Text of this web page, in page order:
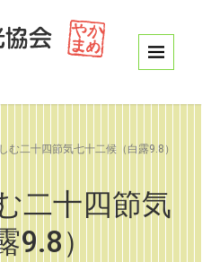
む二十四節気七十二候（白露9.8）
二十四節気
9.8）